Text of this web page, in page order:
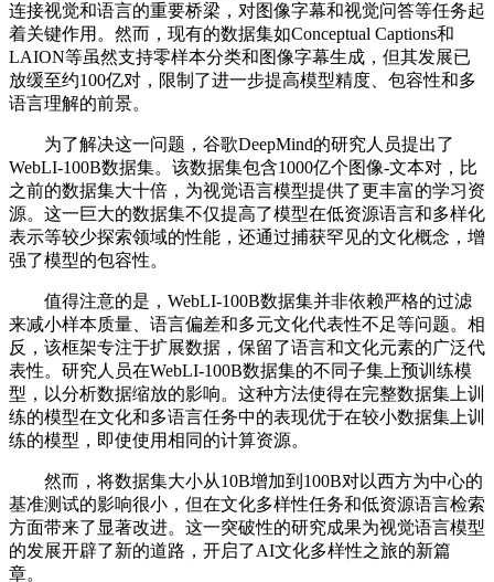
连接视觉和语言的重要桥梁，对图像字幕和视觉问答等任务起
着关键作用。然而，现有的数据集如Conceptual Captions和
LAION等虽然支持零样本分类和图像字幕生成，但其发展已
放缓至约100亿对，限制了进一步提高模型精度、包容性和多
语言理解的前景。
为了解决这一问题，谷歌DeepMind的研究人员提出了
WebLI-100B数据集。该数据集包含1000亿个图像-文本对，比
之前的数据集大十倍，为视觉语言模型提供了更丰富的学习资
源。这一巨大的数据集不仅提高了模型在低资源语言和多样化
表示等较少探索领域的性能，还通过捕获罕见的文化概念，增
强了模型的包容性。
值得注意的是，WebLI-100B数据集并非依赖严格的过滤
来减小样本质量、语言偏差和多元文化代表性不足等问题。相
反，该框架专注于扩展数据，保留了语言和文化元素的广泛代
表性。研究人员在WebLI-100B数据集的不同子集上预训练模
型，以分析数据缩放的影响。这种方法使得在完整数据集上训
练的模型在文化和多语言任务中的表现优于在较小数据集上训
练的模型，即使使用相同的计算资源。
然而，将数据集大小从10B增加到100B对以西方为中心的
基准测试的影响很小，但在文化多样性任务和低资源语言检索
方面带来了显著改进。这一突破性的研究成果为视觉语言模型
的发展开辟了新的道路，开启了AI文化多样性之旅的新篇
章。